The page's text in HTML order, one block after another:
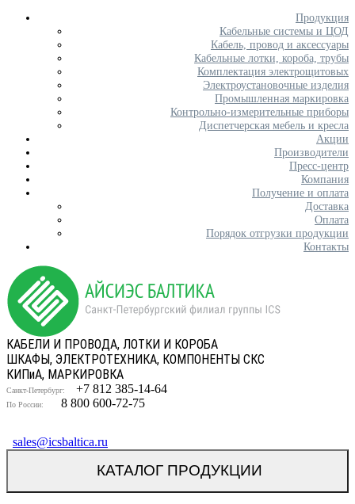
Продукция
Кабельные системы и ЦОД
Кабель, провод и аксессуары
Кабельные лотки, короба, трубы
Комплектация электрощитовых
Электроустановочные изделия
Промышленная маркировка
Контрольно-измерительные приборы
Диспетчерская мебель и кресла
Акции
Производители
Пресс-центр
Компания
Получение и оплата
Доставка
Оплата
Порядок отгрузки продукции
Контакты
КАБЕЛИ И ПРОВОДА, ЛОТКИ И КОРОБА
ШКАФЫ, ЭЛЕКТРОТЕХНИКА, КОМПОНЕНТЫ СКС
КИПиА, МАРКИРОВКА
Санкт-Петербург: +7 812 385-14-64
По России: 8 800 600-72-75
sales@icsbaltica.ru
КАТАЛОГ ПРОДУКЦИИ